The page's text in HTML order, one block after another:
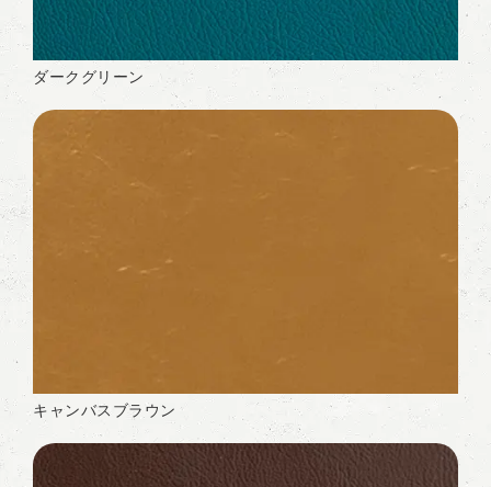
ダークグリーン
キャンバスブラウン